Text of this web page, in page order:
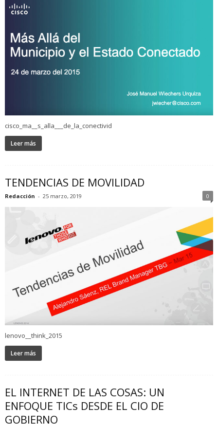
cisco_ma__s_alla___de_la_conectivid
Leer más
TENDENCIAS DE MOVILIDAD
Redacción - 25 marzo, 2019 0
lenovo__think_2015
Leer más
EL INTERNET DE LAS COSAS: UN
ENFOQUE TICs DESDE EL CIO DE
GOBIERNO